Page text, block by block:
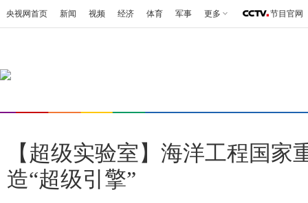
央视网首页 新闻 视频 经济 体育 军事 更多 节目官网
【超级实验室】海洋工程国家
造“超级引擎”